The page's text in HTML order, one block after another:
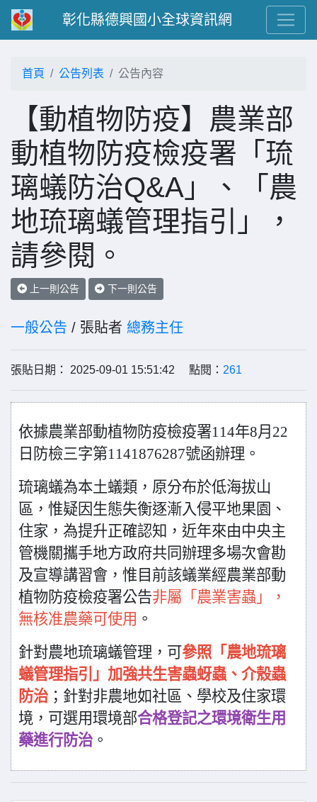
彰化縣德興國小全球資訊網
首頁 公告列表 公告內容
【動植物防疫】農業部
動植物防疫檢疫署「琉
璃蟻防治Q&A」、「農
地琉璃蟻管理指引」，
請參閱。
上一則公告 下一則公告
一般公告 / 張貼者 總務主任
張貼日期： 2025-09-01 15:51:42 點閱： 261
依據農業部動植物防疫檢疫署114年8月22
日防檢三字第1141876287號函辦理。
琉璃蟻為本土蟻類，原分布於低海拔山
區，惟疑因生態失衡逐漸入侵平地果園、
住家，為提升正確認知，近年來由中央主
管機關攜手地方政府共同辦理多場次會勘
及宣導講習會，惟目前該蟻業經農業部動
植物防疫檢疫署公告非屬「農業害蟲」，
無核准農藥可使用 。
針對農地琉璃蟻管理，可參照「農地琉璃
蟻管理指引」加強共生害蟲蚜蟲、介殼蟲
防治 ；針對非農地如社區、學校及住家環
境，可選用環境部合格登記之環境衛生用
藥進行防治 。